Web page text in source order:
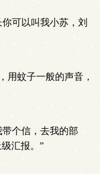
可以叫我小苏，刘
用蚊子一般的声音，
个信，去我的部
汇报。”